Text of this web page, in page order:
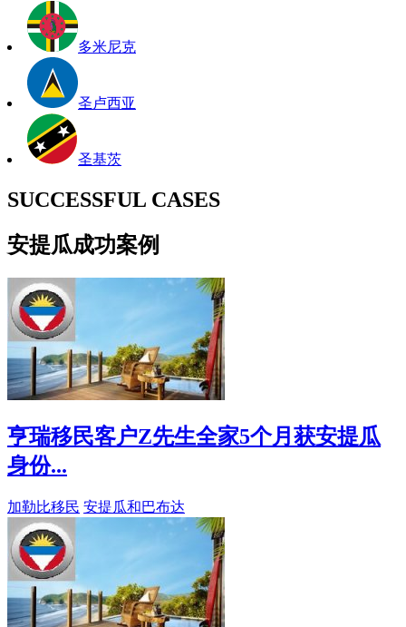
多米尼克
圣卢西亚
圣基茨
SUCCESSFUL CASES
安提瓜成功案例
亨瑞移民客户Z先生全家5个月获安提瓜
身份...
加勒比移民 安提瓜和巴布达